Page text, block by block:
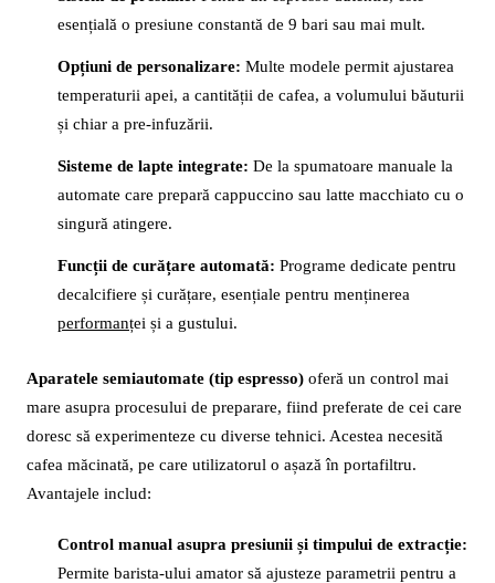
esențială o presiune constantă de 9 bari sau mai mult.
Opțiuni de personalizare: Multe modele permit ajustarea
temperaturii apei, a cantității de cafea, a volumului băuturii
și chiar a pre-infuzării.
Sisteme de lapte integrate: De la spumatoare manuale la
automate care prepară cappuccino sau latte macchiato cu o
singură atingere.
Funcții de curățare automată: Programe dedicate pentru
decalcifiere și curățare, esențiale pentru menținerea
performanței și a gustului.
Aparatele semiautomate (tip espresso) oferă un control mai
mare asupra procesului de preparare, fiind preferate de cei care
doresc să experimenteze cu diverse tehnici. Acestea necesită
cafea măcinată, pe care utilizatorul o așază în portafiltru.
Avantajele includ:
Control manual asupra presiunii și timpului de extracție:
Permite barista-ului amator să ajusteze parametrii pentru a